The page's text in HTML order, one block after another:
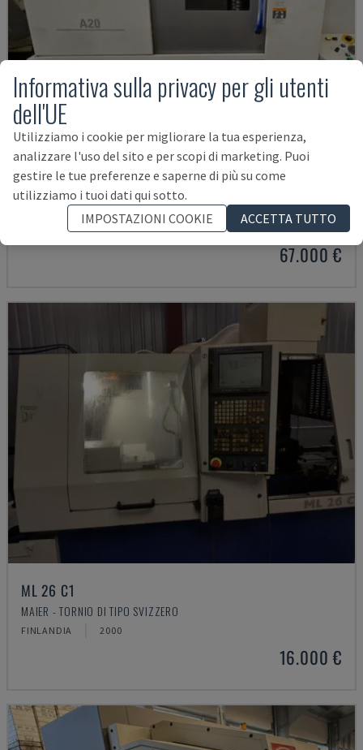
A20
CITIZEN - TORNIO DI TIPO SVIZZERO
67.000 €
ML 26 C1
MAIER - TORNIO DI TIPO SVIZZERO
FINLANDIA 2000
16.000 €
Informativa sulla privacy per gli utenti
dell'UE
Utilizziamo i cookie per migliorare la tua esperienza,
analizzare l'uso del sito e per scopi di marketing. Puoi
gestire le tue preferenze e saperne di più su come
utilizziamo i tuoi dati qui sotto.
IMPOSTAZIONI COOKIE
ACCETTA TUTTO